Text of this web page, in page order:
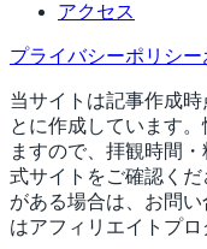
アクセス
プライバシーポリシー
当サイトは記事作成
とに作成しています
ますので、拝観時間
式サイトをご確認く
がある場合は、お問
はアフィリエイトプロ